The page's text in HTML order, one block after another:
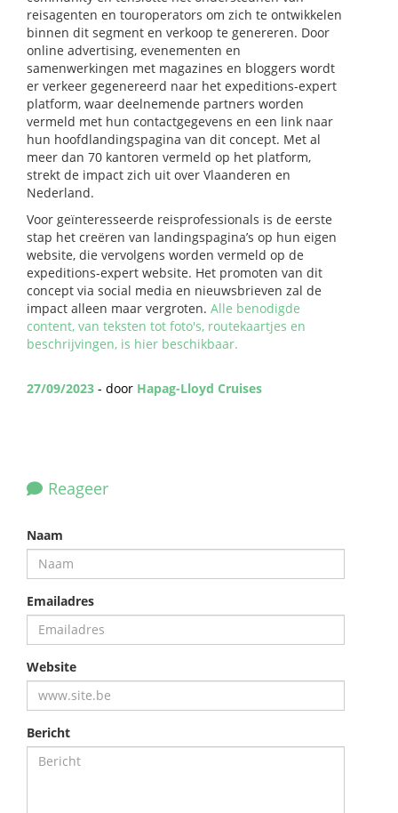
reisagenten en touroperators om zich te ontwikkelen
binnen dit segment en verkoop te genereren. Door
online advertising, evenementen en
samenwerkingen met magazines en bloggers wordt
er verkeer gegenereerd naar het expeditions-expert
platform, waar deelnemende partners worden
vermeld met hun contactgegevens en een link naar
hun hoofdlandingspagina van dit concept. Met al
meer dan 70 kantoren vermeld op het platform,
strekt de impact zich uit over Vlaanderen en
Nederland.
Voor geïnteresseerde reisprofessionals is de eerste
stap het creëren van landingspagina’s op hun eigen
website, die vervolgens worden vermeld op de
expeditions-expert website. Het promoten van dit
concept via social media en nieuwsbrieven zal de
impact alleen maar vergroten. Alle benodigde
content, van teksten tot foto's, routekaartjes en
beschrijvingen, is hier beschikbaar.
27/09/2023 - door Hapag-Lloyd Cruises
Reageer
Naam
Emailadres
Website
Bericht